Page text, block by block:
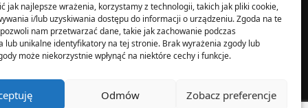
jak najlepsze wrażenia, korzystamy z technologii, takich jak pliki cookie,
i/lub uzyskiwania dostępu do informacji o urządzeniu. Zgoda na te
nam przetwarzać dane, takie jak zachowanie podczas
lub unikalne identyfikatory na tej stronie. Brak wyrażenia zgody lub
może niekorzystnie wpłynąć na niektóre cechy i funkcje.
Odmów Zobacz preferencje
2025 © Znicz Polski -
zastrzeżone